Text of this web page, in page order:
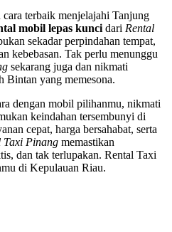
terbaik menjelajahi Tanjung
mobil lepas kunci dari Rental
sekadar perpindahan tempat,
kebebasan. Tak perlu menunggu
sekarang juga dan nikmati
Bintan yang memesona.
dengan mobil pilihanmu, nikmati
keindahan tersembunyi di
cepat, harga bersahabat, serta
Taxi Pinang memastikan
dan tak terlupakan. Rental Taxi
di Kepulauan Riau.